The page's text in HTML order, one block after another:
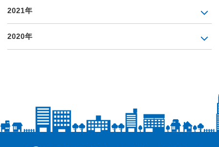
2021年
2020年